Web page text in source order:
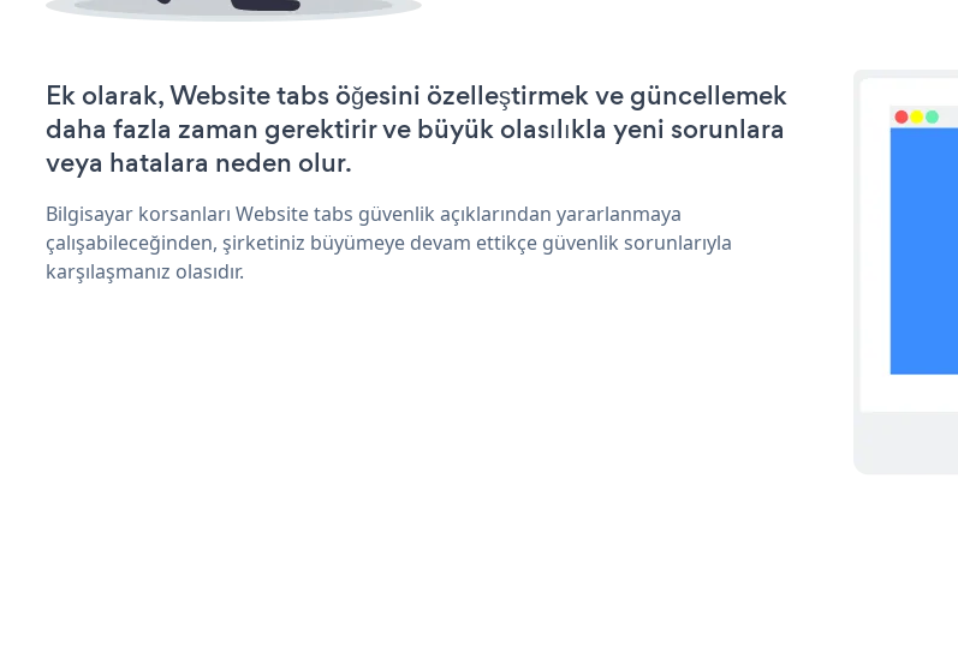
Ek olarak, Website tabs öğesini özelleştirmek ve güncellemek
daha fazla zaman gerektirir ve büyük olasılıkla yeni sorunlara
veya hatalara neden olur.
Bilgisayar korsanları Website tabs güvenlik açıklarından yararlanmaya
çalışabileceğinden, şirketiniz büyümeye devam ettikçe güvenlik sorunlarıyla
karşılaşmanız olasıdır.